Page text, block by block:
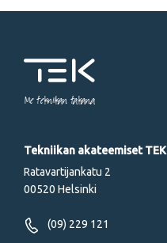
Me tekniikan takana
Tekniikan akateemiset TEK
Ratavartijankatu 2
00520 Helsinki
(09) 229 121